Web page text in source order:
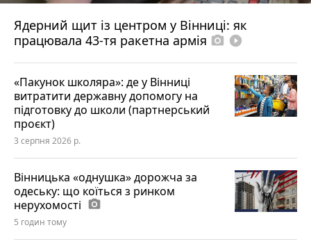
Ядерний щит із центром у Вінниці: як
працювала 43-тя ракетна армія photo_camera play_circle_filled
«Пакунок школяра»: де у Вінниці
витратити державну допомогу на
підготовку до школи (партнерський
проєкт)
3 серпня 2026 р.
Вінницька «однушка» дорожча за
одеську: що коїться з ринком
нерухомості photo_camera
5 годин тому